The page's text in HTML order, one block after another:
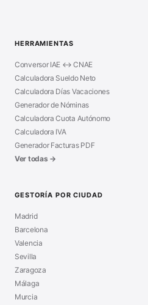
HERRAMIENTAS
Conversor IAE ↔ CNAE
Calculadora Sueldo Neto
Calculadora Días Vacaciones
Generador de Nóminas
Calculadora Cuota Autónomo
Calculadora IVA
Generador Facturas PDF
Ver todas →
GESTORÍA POR CIUDAD
Madrid
Barcelona
Valencia
Sevilla
Zaragoza
Málaga
Murcia